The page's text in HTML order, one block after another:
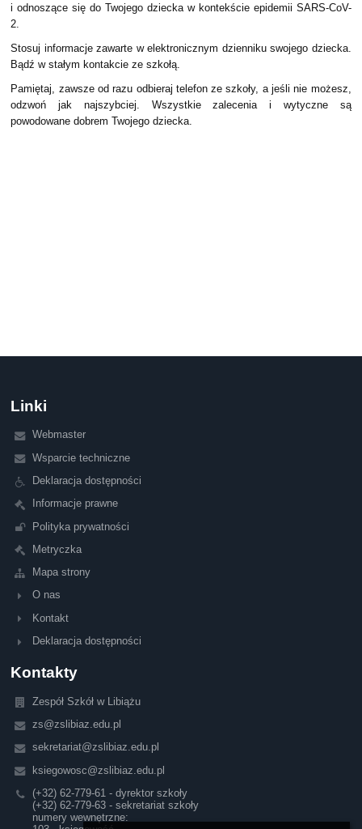
i odnoszące się do Twojego dziecka w kontekście epidemii SARS-CoV-
2.
Stosuj informacje zawarte w elektronicznym dzienniku swojego dziecka.
Bądź w stałym kontakcie ze szkołą.
Pamiętaj, zawsze od razu odbieraj telefon ze szkoły, a jeśli nie możesz,
odzwoń jak najszybciej. Wszystkie zalecenia i wytyczne są
powodowane dobrem Twojego dziecka.
Linki
Webmaster
Wsparcie techniczne
Deklaracja dostępności
Informacje prawne
Polityka prywatności
Metryczka
Mapa strony
O nas
Kontakt
Deklaracja dostępności
Kontakty
Zespół Szkół w Libiążu
zs@zslibiaz.edu.pl
sekretariat@zslibiaz.edu.pl
ksiegowosc@zslibiaz.edu.pl
(+32) 62-779-61 - dyrektor szkoły
(+32) 62-779-63 - sekretariat szkoły
numery wewnętrzne: